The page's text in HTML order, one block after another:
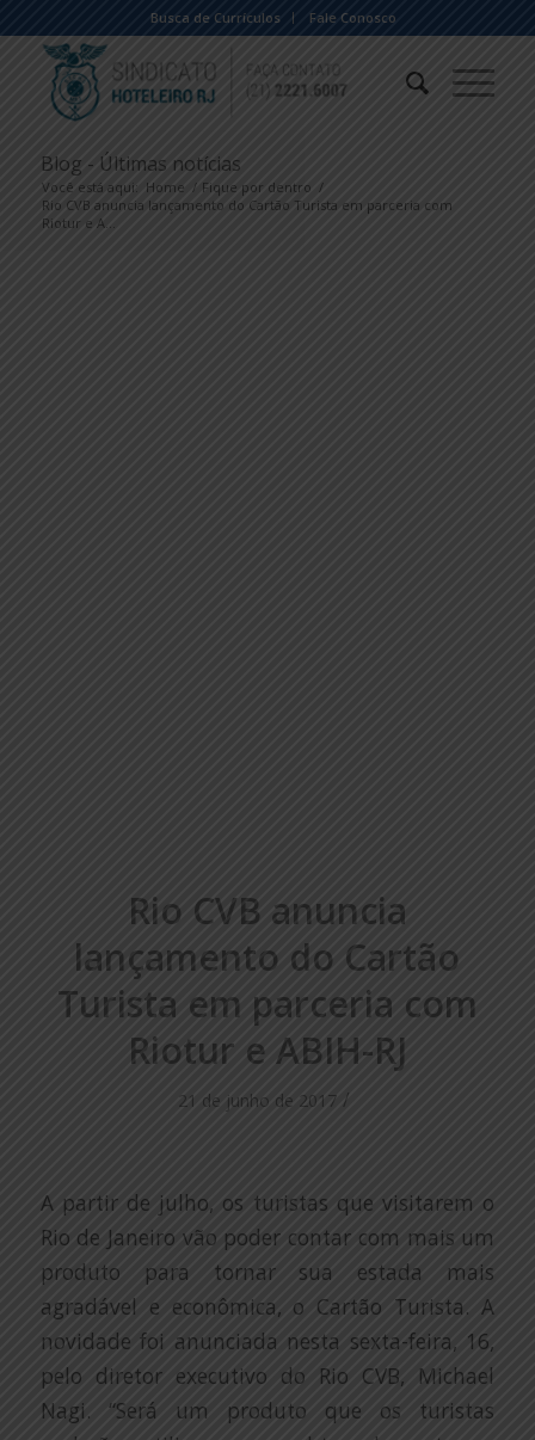
Busca de Currículos Fale Conosco
Blog - Últimas notícias
Você está aqui: Home / Fique por dentro /
Rio CVB anuncia lançamento do Cartão Turista em parceria com
Riotur e A...
Rio CVB anuncia
lançamento do Cartão
Turista em parceria com
Riotur e ABIH-RJ
21 de junho de 2017 /
A partir de julho, os turistas que visitarem o
Rio de Janeiro vão poder contar com mais um
produto para tornar sua estada mais
agradável e econômica, o Cartão Turista. A
novidade foi anunciada nesta sexta-feira, 16,
pelo diretor executivo do Rio CVB, Michael
Nagi. “Será um produto que os turistas